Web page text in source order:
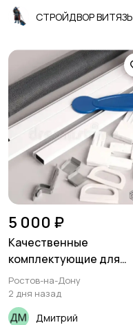
СТРОЙДВОР ВИТЯЗЬ
5 000 ₽
Качественные
комплектующие для
москитных сеток оптом
Ростов-на-Дону
2 дня назад
Дмитрий